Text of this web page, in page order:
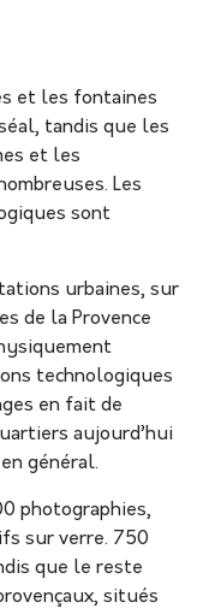
et les fontaines
tandis que les
et les
Les
sont
urbaines, sur
de la Provence
technologiques
en fait de
aujourd’hui
général.
photographies,
sur verre. 750
que le reste
situés